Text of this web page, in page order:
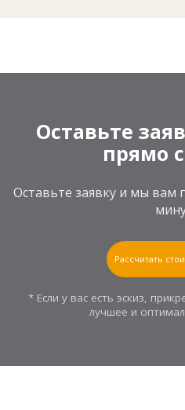
Оставьте
прямо
Оставьте заявку и мы вам
Рассчитать
* Если у вас есть эскиз,
лучшее и